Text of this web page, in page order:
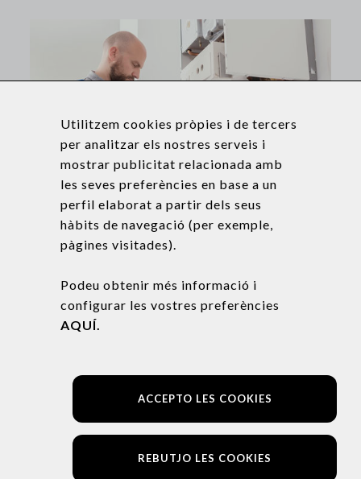
Calderes de Gas
d’instal·ladors autoritzats de gas. Instal·lem la
teva caldera sense grans obres. Informa’t i
demana pressupost.
Utilitzem cookies pròpies i de tercers
per analitzar els nostres serveis i
mostrar publicitat relacionada amb
les seves preferències en base a un
perfil elaborat a partir dels seus
hàbits de navegació (per exemple,
pàgines visitades).
Podeu obtenir més informació i
configurar les vostres preferències
AQUÍ.
ACCEPTO LES COOKIES
REBUTJO LES COOKIES